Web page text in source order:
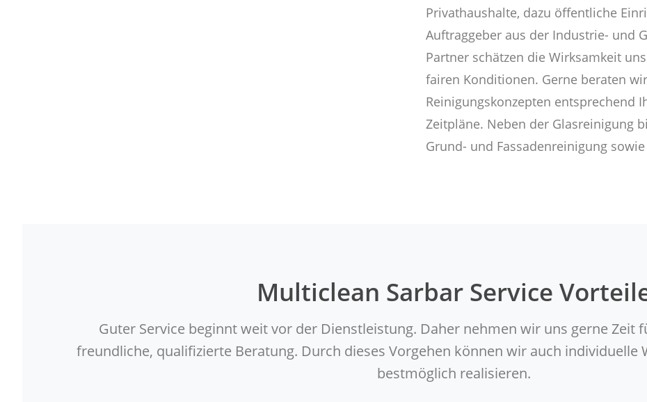
Privathaushalte, dazu öffentliche
Auftraggeber aus der Industrie- und
Partner schätzen die Wirksamkeit
fairen Konditionen. Gerne beraten
Reinigungskonzepten entsprechend
Zeitpläne. Neben der Glasreinigung
Grund- und Fassadenreinigung
Multiclean Sarbar Service
Guter Service beginnt weit vor der Dienstleistung. Daher nehmen wir uns gerne Zeit
freundliche, qualifizierte Beratung. Durch dieses Vorgehen können wir auch individuelle
bestmöglich realisieren.